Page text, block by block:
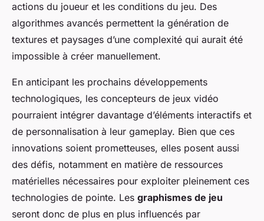
actions du joueur et les conditions du jeu. Des
algorithmes avancés permettent la génération de
textures et paysages d’une complexité qui aurait été
impossible à créer manuellement.
En anticipant les prochains développements
technologiques, les concepteurs de jeux vidéo
pourraient intégrer davantage d’éléments interactifs et
de personnalisation à leur gameplay. Bien que ces
innovations soient prometteuses, elles posent aussi
des défis, notamment en matière de ressources
matérielles nécessaires pour exploiter pleinement ces
technologies de pointe. Les graphismes de jeu
seront donc de plus en plus influencés par